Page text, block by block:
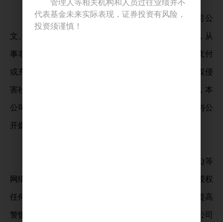
近日，本公司发现有组织（或个人）伪造本公司公
文、证件、证明文件、印章等，假冒“望华资本”名义，从
事非法的博彩、网络平台刷单等业务，借此要求用户支付
或充值以骗取钱财，牟取非法利益。该等违法行为不仅侵
害社会公共利益，也严重侵犯了本公司的声誉与权益，本
公司已向北京警方报案，并在公司官网、微信公众号与公
开媒体刊发《严正声明》。本公司郑重声明如下：
1．本公司从未通过软件、APP、网站、微信、QQ等
网络渠道从事非法博彩、网络平台刷单等业务，亦未授权
任何组织（或个人）开展上述业务。请广大人民群众提高
警惕，以免造成不必要的经济损失。任何人与冒用本公司